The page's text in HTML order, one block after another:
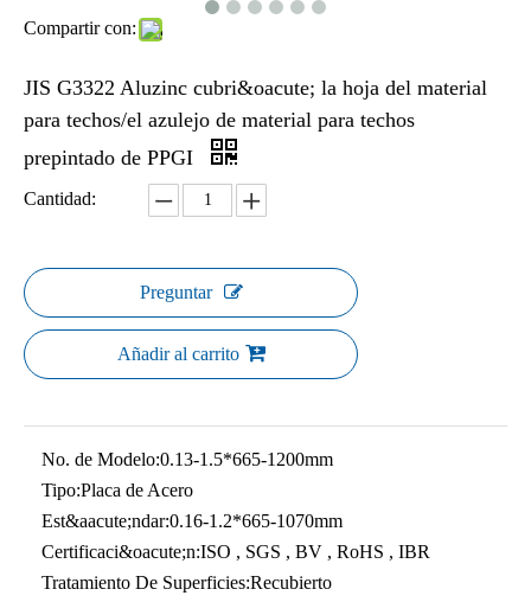
Compartir con:
JIS G3322 Aluzinc cubri&oacute; la hoja del material
para techos/el azulejo de material para techos
prepintado de PPGI
Cantidad:
Preguntar
Añadir al carrito
No. de Modelo:0.13-1.5*665-1200mm
Tipo:Placa de Acero
Est&aacute;ndar:0.16-1.2*665-1070mm
Certificaci&oacute;n:ISO , SGS , BV , RoHS , IBR
Tratamiento De Superficies:Recubierto